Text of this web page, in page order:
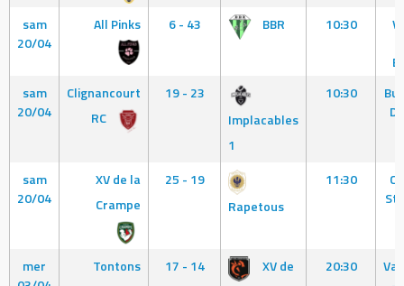
sam
20/04
All Pinks 6 - 43 BBR 10:30
sam
20/04
Clignancourt
RC
19 - 23
Implacables
1
10:30
sam
20/04
XV de la
Crampe
25 - 19
Rapetous
11:30
mer
Tontons
17 - 14
XV de
20:30